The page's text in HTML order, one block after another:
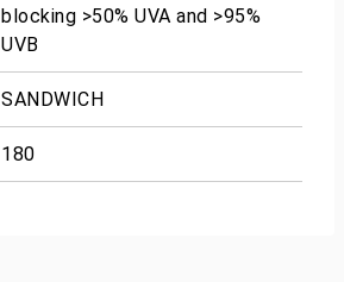
blocking >50% UVA and >95%
UVB
SANDWICH
180